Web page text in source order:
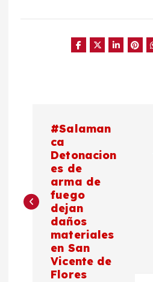
e
#Salaman
ca
Detonacion
es de
arma de
fuego
dejan
daños
materiales
en San
Vicente de
Flores